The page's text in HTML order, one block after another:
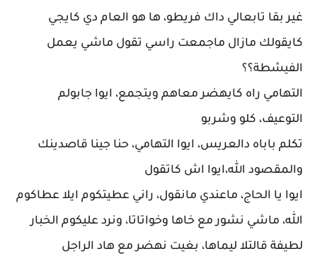
غير بقا تابعالي داك فريطو، ها هو العام دي كايجي
كايقولك مازال ماجمعت راسي تقول ماشي يعمل
الفيشطة؟؟
التهامي راه كايهضر معاهم ويتجمع، ايوا جابولم
التوعيف، كلو وشربو
تكلم باباه دالعريس، ايوا التهامي، حنا جينا قاصدينك
والمقصود الله،ايوا اش كاتقول
ايوا يا الحاج، ماعندي مانقول، راني عطيتكوم ايلا عطاكوم
الله، ماشي نشور مع خاها وخواتاتا، ونرد عليكوم الخبار
لطيفة قالتلا ليماها، بغيت نهضر مع هاد الراجل